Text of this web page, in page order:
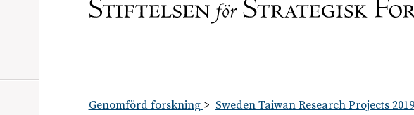
Genomförd forskning Sweden Taiwan Research Projects 2019